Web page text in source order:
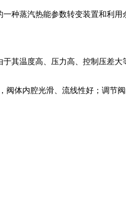
种蒸汽热能参数转变装置和利
其温度高、压力高、控制压差
阀体内腔光滑、流线性好；调节